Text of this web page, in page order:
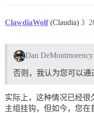
ClawdiaWolf (Claudia) 3
Dan DeMontmorency:
否则，我认为您可以通
实际上，这种情况已经很
主组挂钩，但如今，您在